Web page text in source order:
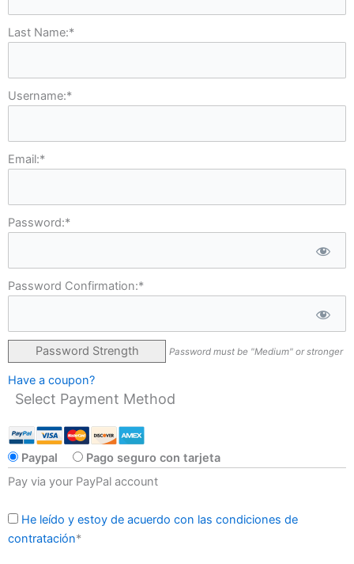
Last Name:*
Username:*
Email:*
Password:*
Password Confirmation:*
Password Strength Password must be "Medium" or stronger
Have a coupon?
Select Payment Method
Paypal
Pago seguro con tarjeta
Pay via your PayPal account
He leído y estoy de acuerdo con las condiciones de
contratación*